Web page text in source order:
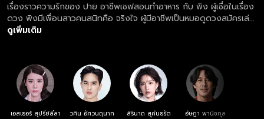
เรื่องราวความรักของ ปาย อาชีพเชฟสอนทำอาหาร กับ พิง ผู้เชื่อในเรื่อง
ดวง พิงมีเพื่อนสาวคนสนิทคือ จริงใจ ผู้มีอาชีพเป็นหมอดูดวงสมัครเล่น
และเป็นคนดูดวงให้พิงกับปายว่าเป็นคู่ที่จะได้ใช้ชีวิตกันไปจนแก่เฒ่า แต่
ปัญหา พิงก็บอกปายว่าจะต้องออกไปทำพิธีสวดมนต์ให้ชะตาดีขึ้น ซึ่ง
ต้องออกไปทำทุกคืน จนทำให้มีปัญหากันเรื่อยมา จากเรื่องเล็กๆ ก็กลาย
เป็นเรื่องใหญ่ แล้ววันหนึ่ง พิงก็หายตัวไป แบบตามหาไม่เจอ ทั้งเงินใน
บัญชีที่เคยฝากไว้ร่วมกันก็ถูกถอนออกไปเกือบหมด เกิดอะไรขึ้นกับความ
รักของคู่ที่ดวงสมพงษ์กันอย่างพิงกับปาย ระหว่างความรักกับความเชื่อ
ดูเพิ่มเติม
เอสเธอร์ สุปรีย์ลีลา วศิน อัศวนฤนาท สิรินาถ สุคันธรัต อัษฎา พานิชกุล